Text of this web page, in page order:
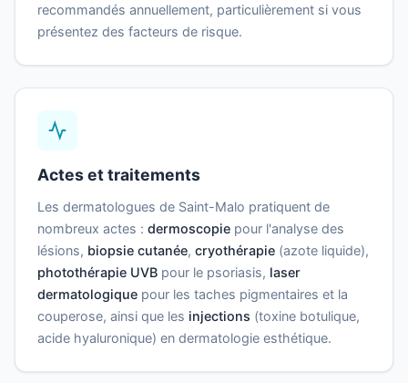
recommandés annuellement, particulièrement si vous
présentez des facteurs de risque.
Actes et traitements
Les dermatologues de Saint-Malo pratiquent de
nombreux actes : dermoscopie pour l'analyse des
lésions, biopsie cutanée, cryothérapie (azote liquide),
photothérapie UVB pour le psoriasis, laser
dermatologique pour les taches pigmentaires et la
couperose, ainsi que les injections (toxine botulique,
acide hyaluronique) en dermatologie esthétique.